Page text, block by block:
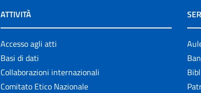
ATTIVITÀ
Accesso agli atti
Basi di dati
Collaborazioni internazionali
Comitato Etico Nazionale